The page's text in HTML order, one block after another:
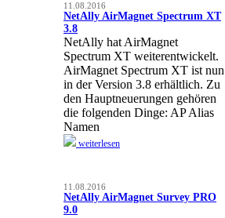
11.08.2016
NetAlly AirMagnet Spectrum XT
3.8
NetAlly hat AirMagnet
Spectrum XT weiterentwickelt.
AirMagnet Spectrum XT ist nun
in der Version 3.8 erhältlich. Zu
den Hauptneuerungen gehören
die folgenden Dinge: AP Alias
Namen
weiterlesen
11.08.2016
NetAlly AirMagnet Survey PRO
9.0